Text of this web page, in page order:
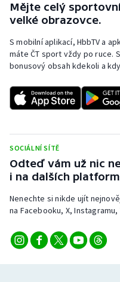
Mějte celý
velké obrazovce.
S mobilní aplikací, HbbTV a
máte ČT sport vždy po ruce.
bonusový obsah kdekoli a
SOCIÁLNÍ SÍTĚ
Odteď vám už nic
i na dalších
Nenechte si nikde ujít
na Facebooku, X,